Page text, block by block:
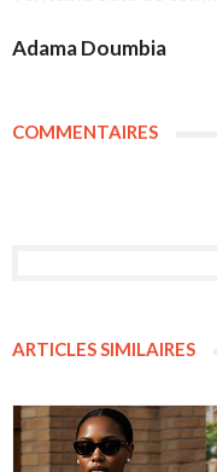
Adama Doumbia
COMMENTAIRES
ARTICLES SIMILAIRES